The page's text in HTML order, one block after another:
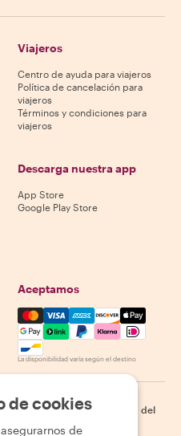
Viajeros
Centro de ayuda para viajeros
Política de cancelación para
viajeros
Términos y condiciones para
viajeros
Descarga nuestra app
App Store
Google Play Store
Aceptamos
Mastercard, Visa, Amex,
La disponibilidad varía según el destino
privacidad | Cookies
Mapa del
de cookies
de